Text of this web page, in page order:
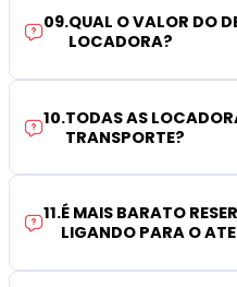
09.QUAL O VALOR DO
LOCADORA?
10.TODAS AS
TRANSPORTE?
11.É MAIS BARATO
LIGANDO PARA O